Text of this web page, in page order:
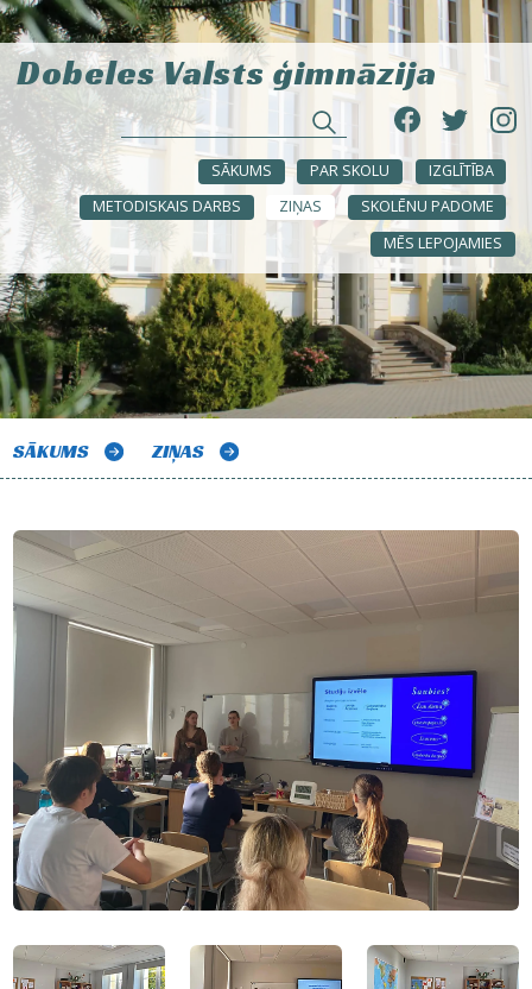
Dobeles Valsts ģimnāzija
SĀKUMS PAR SKOLU
IZGLĪTĪBA
METODISKAIS DARBS
ZIŅAS
SKOLĒNU PADOME
MĒS LEPOJAMIES
SĀKUMS ZIŅAS